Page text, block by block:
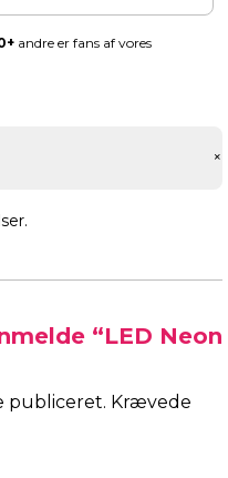
andre er fans af vores
+
“LED Neon
publiceret. Krævede